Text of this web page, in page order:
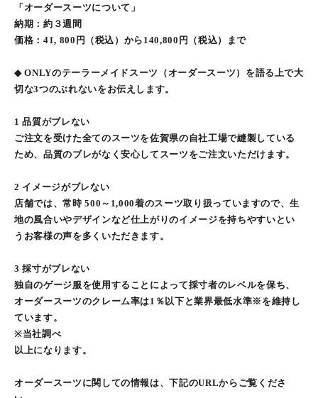
「オーダースーツについて」
納期：約３週間
価格：41, 800円（税込）から140,800円（税込）まで
◆ ONLYのテーラーメイドスーツ（オーダースーツ）を語る上で大
切な3つのぶれないをお伝えします。
1 品質がブレない
ご注文を受けた全てのスーツを佐賀県の自社工場で縫製している
ため、品質のブレがなく安心してスーツをご注文いただけます。
2 イメージがブレない
店舗では、常時 500～1,000着のスーツ取り扱っていますので、生
地の風合いやデザインなど仕上がりのイメージを持ちやすいとい
うお客様の声を多くいただきます。
3 採寸がブレない
独自のゲージ服を使用することによって採寸者のレベルを保ち、
オーダースーツのクレーム率は1％以下と業界最低水準※を維持し
ています。
※当社調べ
以上になります。
オーダースーツに関しての情報は、下記のURLからご覧くださ